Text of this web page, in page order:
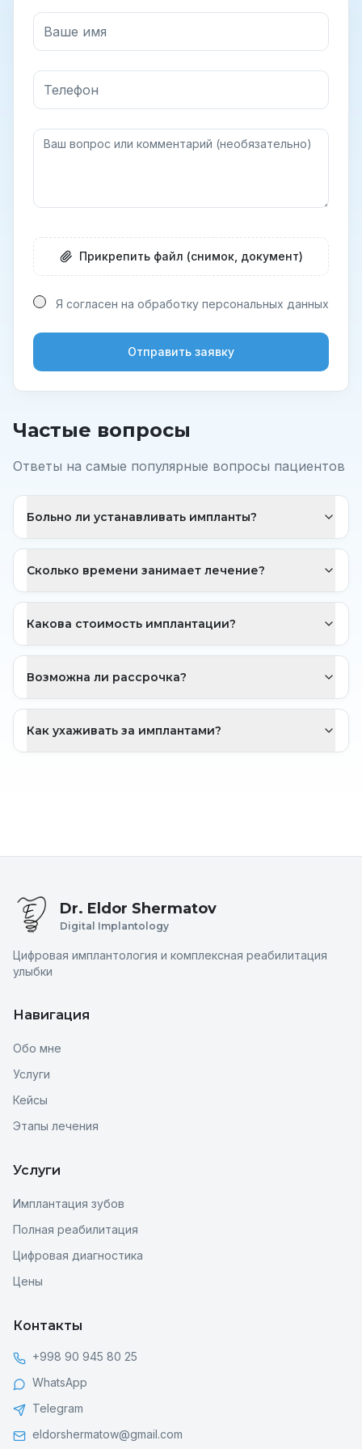
Прикрепить файл (снимок, документ)
Я согласен на обработку персональных данных
Отправить заявку
Частые вопросы
Ответы на самые популярные вопросы пациентов
Больно ли устанавливать импланты?
Сколько времени занимает лечение?
Какова стоимость имплантации?
Возможна ли рассрочка?
Как ухаживать за имплантами?
Dr. Eldor Shermatov
Digital Implantology
Цифровая имплантология и комплексная реабилитация
улыбки
Навигация
Обо мне
Услуги
Кейсы
Этапы лечения
Услуги
Имплантация зубов
Полная реабилитация
Цифровая диагностика
Цены
Контакты
+998 90 945 80 25
WhatsApp
Telegram
eldorshermatow@gmail.com
Здравствуйте! Я виртуальный
Шерматова. Чем могу помочь?